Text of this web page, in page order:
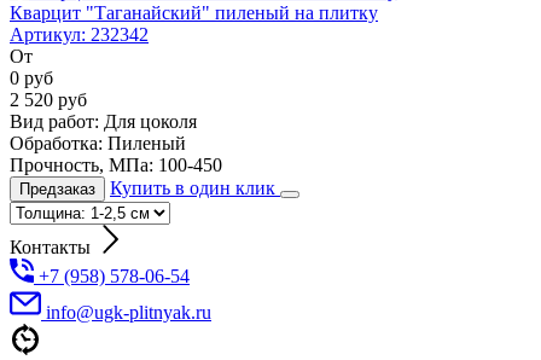
Кварцит "Таганайский" пиленый на плитку
Артикул: 232342
От
0 руб
2 520 руб
Вид работ: Для цоколя
Обработка: Пиленый
Прочность, МПа: 100-450
Предзаказ Купить в один клик
Контакты
+7 (958) 578-06-54
info@ugk-plitnyak.ru